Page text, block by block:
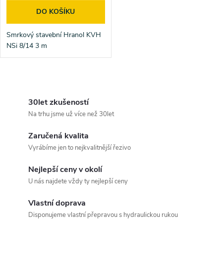
DO KOŠÍKU
Smrkový stavební Hranol KVH
NSi 8/14 3 m
30let zkušeností
Na trhu jsme už více než 30let
Zaručená kvalita
Vyrábíme jen to nejkvalitnější řezivo
Nejlepší ceny v okolí
U nás najdete vždy ty nejlepší ceny
Vlastní doprava
Disponujeme vlastní přepravou s hydraulickou rukou